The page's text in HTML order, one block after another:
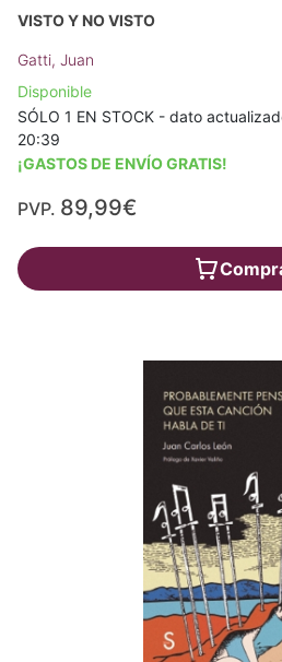
VISTO Y NO VISTO
Gatti, Juan
Disponible
SÓLO 1 EN STOCK - dato
20:39
¡GASTOS DE ENVÍO GRATIS!
PVP. 89,99€